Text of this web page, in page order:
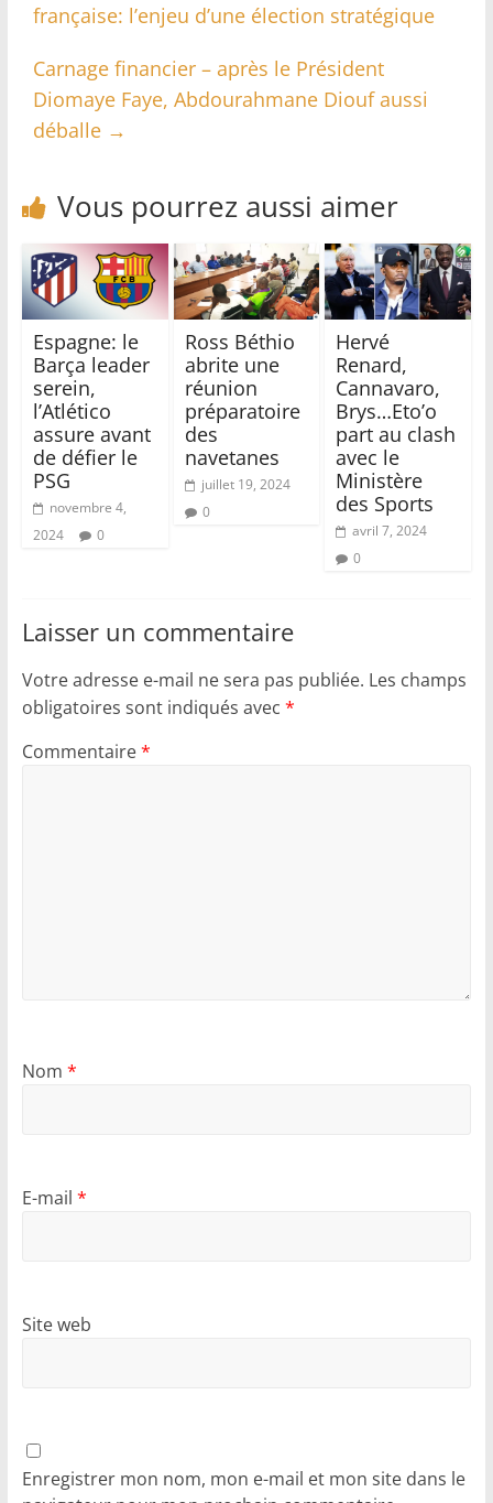
française: l’enjeu d’une élection stratégique
Carnage financier – après le Président
Diomaye Faye, Abdourahmane Diouf aussi
déballe →
Vous pourrez aussi aimer
Espagne: le
Barça leader
serein,
l’Atlético
assure avant
de défier le
PSG
novembre 4,
2024
0
Ross Béthio
abrite une
réunion
préparatoire
des
navetanes
juillet 19, 2024
0
Hervé
Renard,
Cannavaro,
Brys…Eto’o
part au clash
avec le
Ministère
des Sports
avril 7, 2024
0
Laisser un commentaire
Votre adresse e-mail ne sera pas publiée. Les champs
obligatoires sont indiqués avec *
Commentaire*
Nom *
E-mail *
Site web
Enregistrer mon nom, mon e-mail et mon site dans le